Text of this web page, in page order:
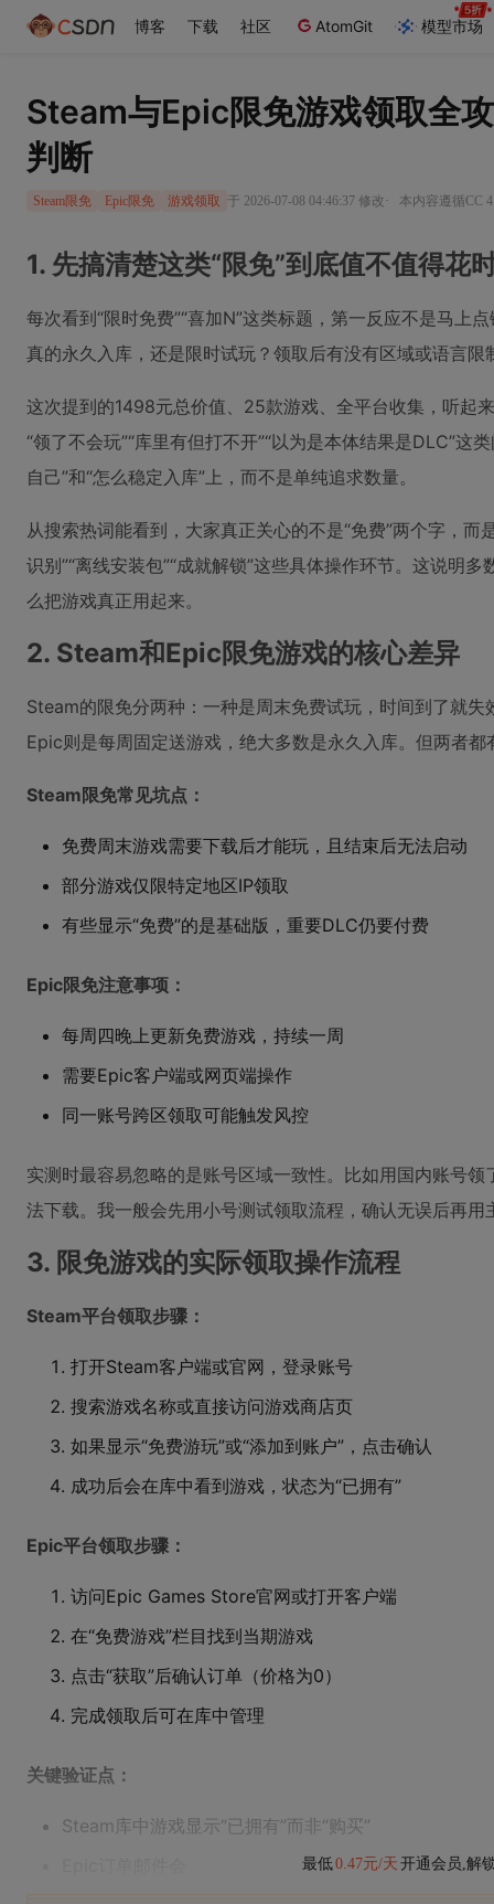
博客 下载 社区 AtomGit 模型市场
Steam与Epic限免游戏领取全
判断
Steam限免 Epic限免 游戏领取 于 2026-07-08 04:46:37 修改 · 本内容遵循CC
1. 先搞清楚这类“限免”到底值不值得花
每次看到“限时免费”“喜加N”这类标题，第一反应不是马上
真的永久入库，还是限时试玩？领取后有没有区域或语言
这次提到的1498元总价值、25款游戏、全平台收集，听起
“领了不会玩”“库里有但打不开”“以为是本体结果是DLC”这
自己”和“怎么稳定入库”上，而不是单纯追求数量。
从搜索热词能看到，大家真正关心的不是“免费”两个字，
识别”“离线安装包”“成就解锁”这些具体操作环节。这说明
么把游戏真正用起来。
2. Steam和Epic限免游戏的核心差异
Steam的限免分两种：一种是周末免费试玩，时间到了就
Epic则是每周固定送游戏，绝大多数是永久入库。但两者
Steam限免常见坑点：
免费周末游戏需要下载后才能玩，且结束后无法启动
部分游戏仅限特定地区IP领取
有些显示“免费”的是基础版，重要DLC仍要付费
Epic限免注意事项：
每周四晚上更新免费游戏，持续一周
需要Epic客户端或网页端操作
同一账号跨区领取可能触发风控
实测时最容易忽略的是账号区域一致性。比如用国内账号
法下载。我一般会先用小号测试领取流程，确认无误后再用
3. 限免游戏的实际领取操作流程
Steam平台领取步骤：
打开Steam客户端或官网，登录账号
搜索游戏名称或直接访问游戏商店页
如果显示“免费游玩”或“添加到账户”，点击确认
成功后会在库中看到游戏，状态为“已拥有”
Epic平台领取步骤：
访问Epic Games Store官网或打开客户端
在“免费游戏”栏目找到当期游戏
点击“获取”后确认订单（价格为0）
完成领取后可在库中管理
关键验证点：
Steam库中游戏显示“已拥有”而非“购买”
最低0.47元/天 开通会员,解